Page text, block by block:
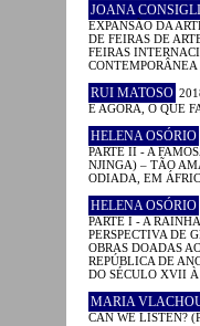
JOANA
EXPANSÃO DA
DE FEIRAS DE
FEIRAS
CONTEMPORÂNEA
RUI MATOSO
E AGORA, O QUE
HELENA OSÓRIO
PARTE II - A
NJINGA) – TÃO
ODIADA, EM
HELENA OSÓRIO
PARTE I - A
PERSPECTIVA DE
OBRAS DOADAS
REPÚBLICA DE
DO SÉCULO XVII
MARIA
CAN WE LISTEN?